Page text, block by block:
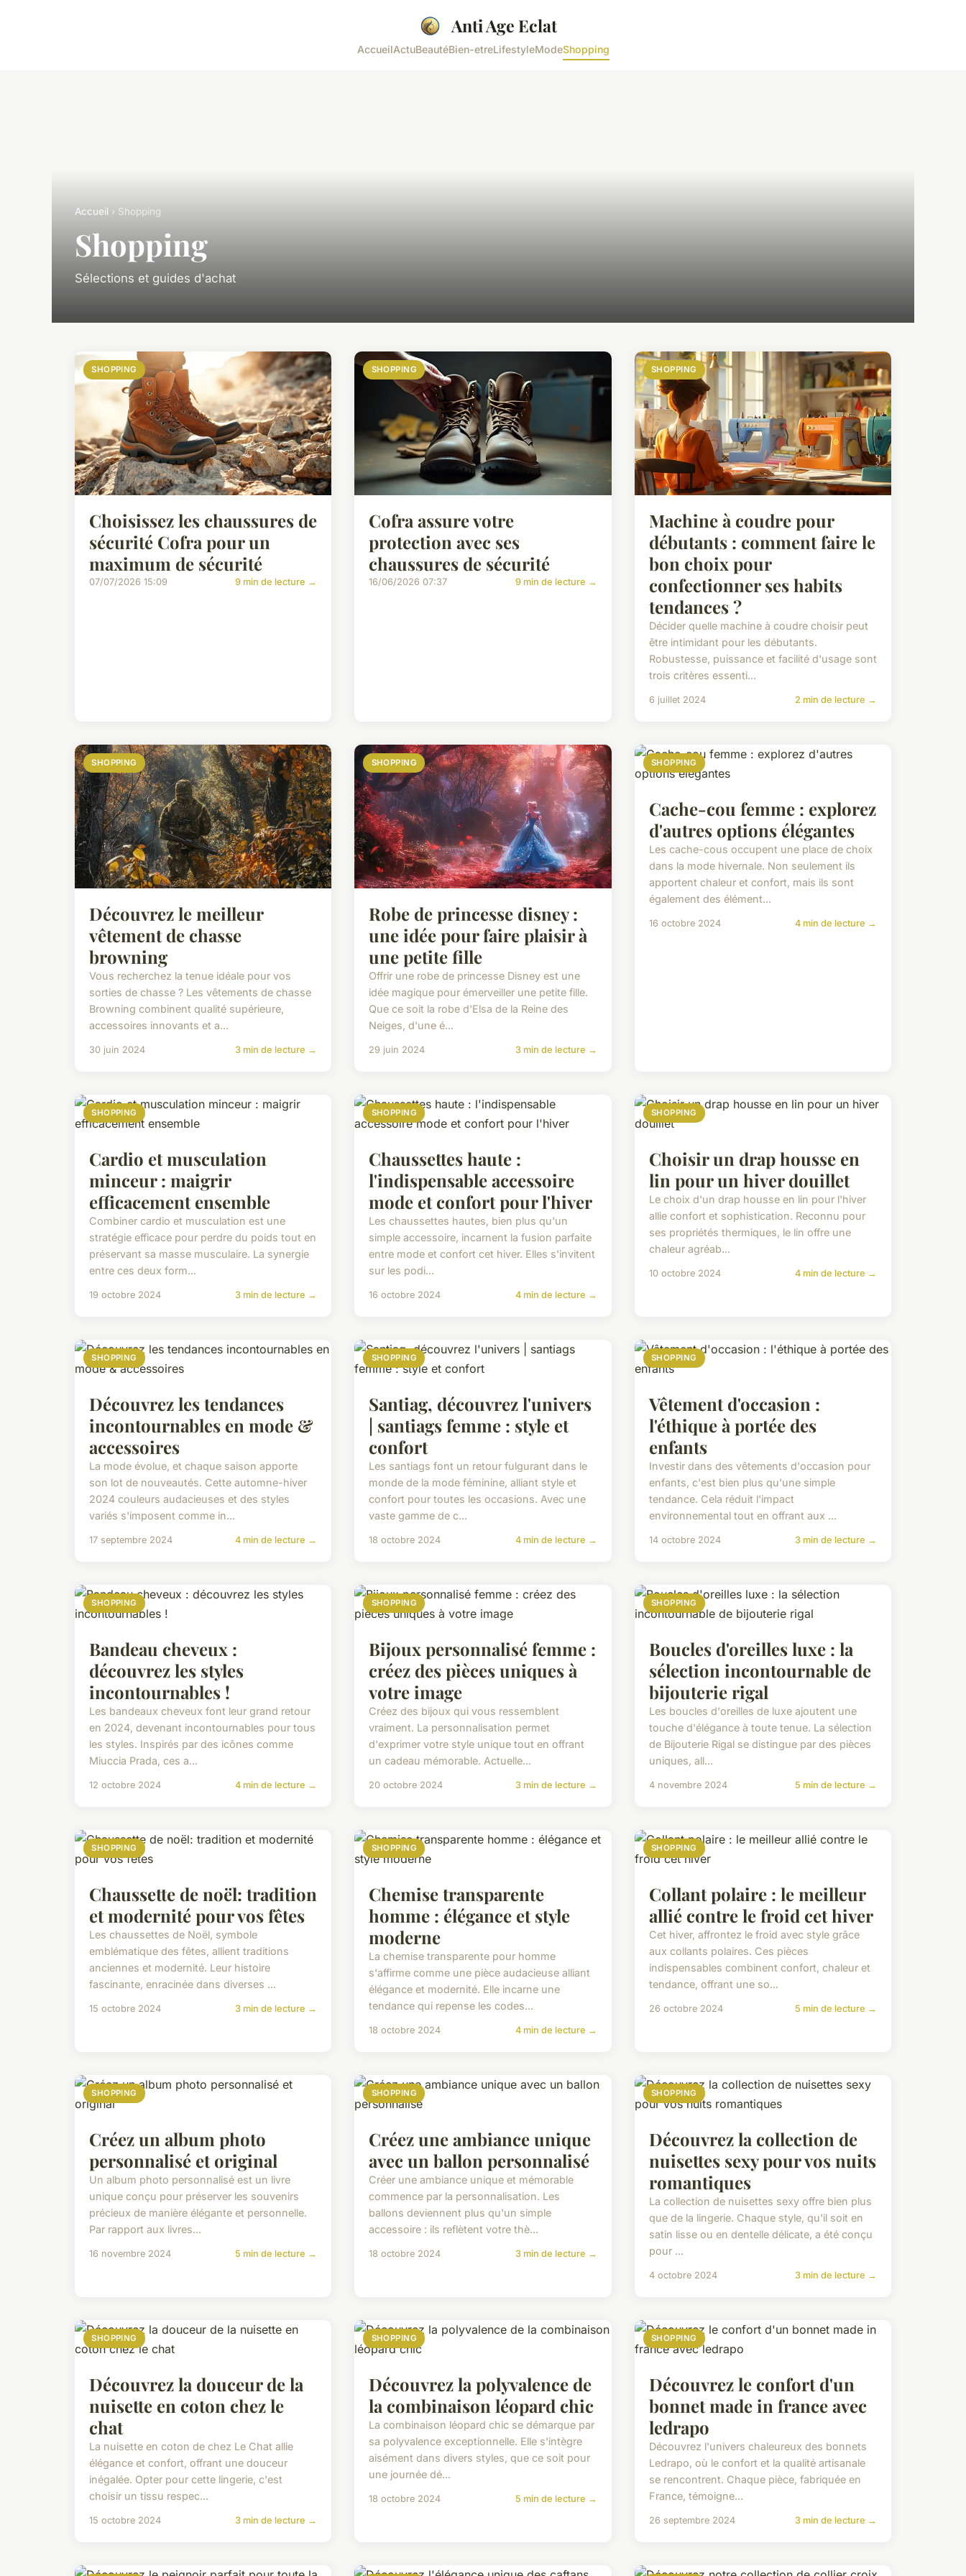
Anti Age Eclat
AccueilActuBeautéBien-etreLifestyleModeShopping
Accueil › Shopping
Shopping
Sélections et guides d'achat
SHOPPING
Choisissez les chaussures de
sécurité Cofra pour un
maximum de sécurité
07/07/2026 15:09 9 min de lecture →
SHOPPING
Cofra assure votre
protection avec ses
chaussures de sécurité
16/06/2026 07:37 9 min de lecture →
SHOPPING
Machine à coudre pour
débutants : comment faire le
bon choix pour
confectionner ses habits
tendances ?
Décider quelle machine à coudre choisir peut
être intimidant pour les débutants.
Robustesse, puissance et facilité d'usage sont
trois critères essenti...
6 juillet 2024 2 min de lecture →
SHOPPING
Découvrez le meilleur
vêtement de chasse
browning
Vous recherchez la tenue idéale pour vos
sorties de chasse ? Les vêtements de chasse
Browning combinent qualité supérieure,
accessoires innovants et a...
30 juin 2024 3 min de lecture →
SHOPPING
Robe de princesse disney :
une idée pour faire plaisir à
une petite fille
Offrir une robe de princesse Disney est une
idée magique pour émerveiller une petite fille.
Que ce soit la robe d'Elsa de la Reine des
Neiges, d'une é...
29 juin 2024 3 min de lecture →
SHOPPING
Cache-cou femme : explorez
d'autres options élégantes
Les cache-cous occupent une place de choix
dans la mode hivernale. Non seulement ils
apportent chaleur et confort, mais ils sont
également des élément...
16 octobre 2024 4 min de lecture →
SHOPPING
Cardio et musculation
minceur : maigrir
efficacement ensemble
Combiner cardio et musculation est une
stratégie efficace pour perdre du poids tout en
préservant sa masse musculaire. La synergie
entre ces deux form...
19 octobre 2024 3 min de lecture →
SHOPPING
Chaussettes haute :
l'indispensable accessoire
mode et confort pour l'hiver
Les chaussettes hautes, bien plus qu'un
simple accessoire, incarnent la fusion parfaite
entre mode et confort cet hiver. Elles s'invitent
sur les podi...
16 octobre 2024 4 min de lecture →
SHOPPING
Choisir un drap housse en
lin pour un hiver douillet
Le choix d'un drap housse en lin pour l'hiver
allie confort et sophistication. Reconnu pour
ses propriétés thermiques, le lin offre une
chaleur agréab...
10 octobre 2024 4 min de lecture →
SHOPPING
Découvrez les tendances
incontournables en mode &
accessoires
La mode évolue, et chaque saison apporte
son lot de nouveautés. Cette automne-hiver
2024 couleurs audacieuses et des styles
variés s'imposent comme in...
17 septembre 2024 4 min de lecture →
SHOPPING
Santiag, découvrez l'univers
| santiags femme : style et
confort
Les santiags font un retour fulgurant dans le
monde de la mode féminine, alliant style et
confort pour toutes les occasions. Avec une
vaste gamme de c...
18 octobre 2024 4 min de lecture →
SHOPPING
Vêtement d'occasion :
l'éthique à portée des
enfants
Investir dans des vêtements d'occasion pour
enfants, c'est bien plus qu'une simple
tendance. Cela réduit l'impact
environnemental tout en offrant aux ...
14 octobre 2024 3 min de lecture →
SHOPPING
Bandeau cheveux :
découvrez les styles
incontournables !
Les bandeaux cheveux font leur grand retour
en 2024, devenant incontournables pour tous
les styles. Inspirés par des icônes comme
Miuccia Prada, ces a...
12 octobre 2024 4 min de lecture →
SHOPPING
Bijoux personnalisé femme :
créez des pièces uniques à
votre image
Créez des bijoux qui vous ressemblent
vraiment. La personnalisation permet
d'exprimer votre style unique tout en offrant
un cadeau mémorable. Actuelle...
20 octobre 2024 3 min de lecture →
SHOPPING
Boucles d'oreilles luxe : la
sélection incontournable de
bijouterie rigal
Les boucles d'oreilles de luxe ajoutent une
touche d'élégance à toute tenue. La sélection
de Bijouterie Rigal se distingue par des pièces
uniques, all...
4 novembre 2024 5 min de lecture →
SHOPPING
Chaussette de noël: tradition
et modernité pour vos fêtes
Les chaussettes de Noël, symbole
emblématique des fêtes, allient traditions
anciennes et modernité. Leur histoire
fascinante, enracinée dans diverses ...
15 octobre 2024 3 min de lecture →
SHOPPING
Chemise transparente
homme : élégance et style
moderne
La chemise transparente pour homme
s'affirme comme une pièce audacieuse alliant
élégance et modernité. Elle incarne une
tendance qui repense les codes...
18 octobre 2024 4 min de lecture →
SHOPPING
Collant polaire : le meilleur
allié contre le froid cet hiver
Cet hiver, affrontez le froid avec style grâce
aux collants polaires. Ces pièces
indispensables combinent confort, chaleur et
tendance, offrant une so...
26 octobre 2024 5 min de lecture →
SHOPPING
Créez un album photo
personnalisé et original
Un album photo personnalisé est un livre
unique conçu pour préserver les souvenirs
précieux de manière élégante et personnelle.
Par rapport aux livres...
16 novembre 2024 5 min de lecture →
SHOPPING
Créez une ambiance unique
avec un ballon personnalisé
Créer une ambiance unique et mémorable
commence par la personnalisation. Les
ballons deviennent plus qu'un simple
accessoire : ils reflètent votre thè...
18 octobre 2024 3 min de lecture →
SHOPPING
Découvrez la collection de
nuisettes sexy pour vos nuits
romantiques
La collection de nuisettes sexy offre bien plus
que de la lingerie. Chaque style, qu'il soit en
satin lisse ou en dentelle délicate, a été conçu
pour ...
4 octobre 2024 3 min de lecture →
SHOPPING
Découvrez la douceur de la
nuisette en coton chez le
chat
La nuisette en coton de chez Le Chat allie
élégance et confort, offrant une douceur
inégalée. Opter pour cette lingerie, c'est
choisir un tissu respec...
15 octobre 2024 3 min de lecture →
SHOPPING
Découvrez la polyvalence de
la combinaison léopard chic
La combinaison léopard chic se démarque par
sa polyvalence exceptionnelle. Elle s'intègre
aisément dans divers styles, que ce soit pour
une journée dé...
18 octobre 2024 5 min de lecture →
SHOPPING
Découvrez le confort d'un
bonnet made in france avec
ledrapo
Découvrez l'univers chaleureux des bonnets
Ledrapo, où le confort et la qualité artisanale
se rencontrent. Chaque pièce, fabriquée en
France, témoigne...
26 septembre 2024 3 min de lecture →